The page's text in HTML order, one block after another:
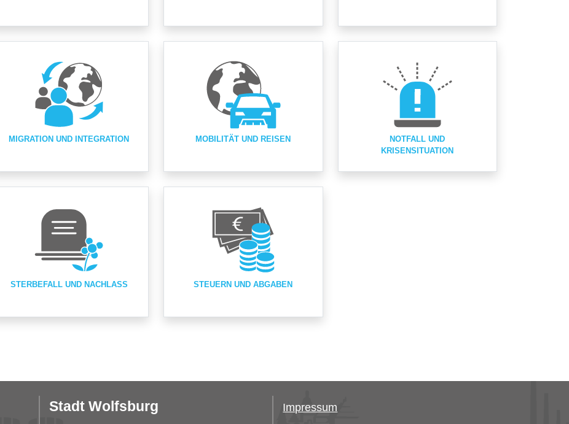
MIGRATION UND INTEGRATION MOBILITÄT UND REISEN
NOTFALL UND
KRISENSITUATION
STERBEFALL UND NACHLASS STEUERN UND ABGABEN
Stadt Wolfsburg Impressum